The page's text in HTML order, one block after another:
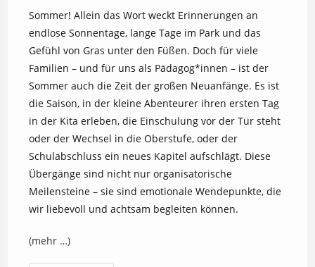
Sommer! Allein das Wort weckt Erinnerungen an
endlose Sonnentage, lange Tage im Park und das
Gefühl von Gras unter den Füßen. Doch für viele
Familien – und für uns als Pädagog*innen – ist der
Sommer auch die Zeit der großen Neuanfänge. Es ist
die Saison, in der kleine Abenteurer ihren ersten Tag
in der Kita erleben, die Einschulung vor der Tür steht
oder der Wechsel in die Oberstufe, oder der
Schulabschluss ein neues Kapitel aufschlägt. Diese
Übergänge sind nicht nur organisatorische
Meilensteine – sie sind emotionale Wendepunkte, die
wir liebevoll und achtsam begleiten können.
(mehr …)